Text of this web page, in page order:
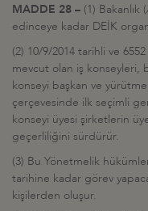
MADDE 28 – (1)
edinceye kadar DEİK
(2) 10/9/2014 tarihli ve
mevcut olan iş konseyleri,
konseyi başkan ve
çerçevesinde ilk seçimli
konseyi üyesi şirketlerin
geçerliliğini sürdürür.
(3) Bu Yönetmelik
tarihine kadar görev
kişilerden oluşur.